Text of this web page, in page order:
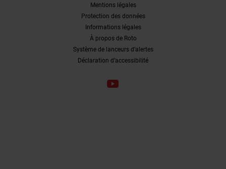
Mentions légales
Protection des données
Informations légales
À propos de Roto
Système de lanceurs d’alertes
Déclaration d’accessibilité